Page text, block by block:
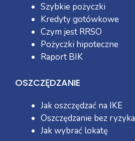
Szybkie pożyczki
Kredyty gotówkowe
Czym jest RRSO
Pożyczki hipoteczne
Raport BIK
OSZCZĘDZANIE
Jak oszczędzać na IKE
Oszczędzanie bez ryzyka
Jak wybrać lokatę